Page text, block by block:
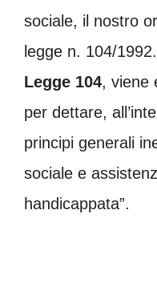
sociale, il nostro
legge n. 104/
Legge 104, viene
per dettare,
principi generali
sociale e
handicappata”.